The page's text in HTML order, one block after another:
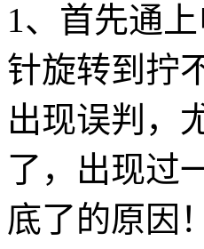
1、首先通
针旋转到拧
出现误判，
了，出现过
底了的原因